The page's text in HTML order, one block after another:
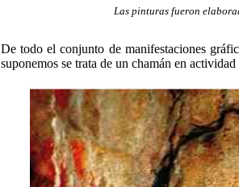
Las pinturas fueron
De todo el conjunto de manifestaciones
suponemos se trata de un chamán en actividad